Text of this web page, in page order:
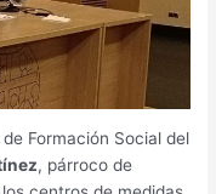
Formación Social del
, párroco de